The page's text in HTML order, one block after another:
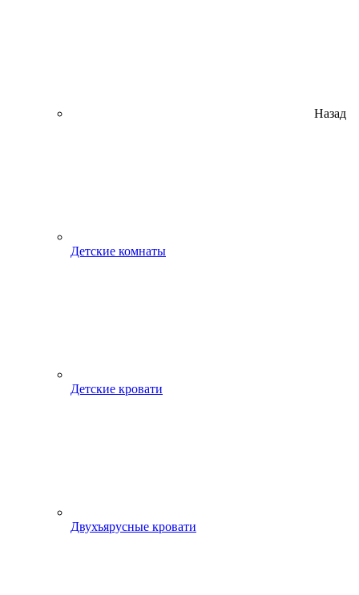
Назад
Детские комнаты
Детские кровати
Двухъярусные кровати